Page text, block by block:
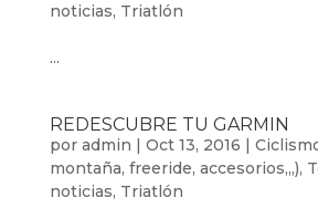
noticias, Triatlón
...
REDESCUBRE TU GARMIN
por admin | Oct 13, 2016 |
montaña, freeride, accesorios,,,),
noticias, Triatlón